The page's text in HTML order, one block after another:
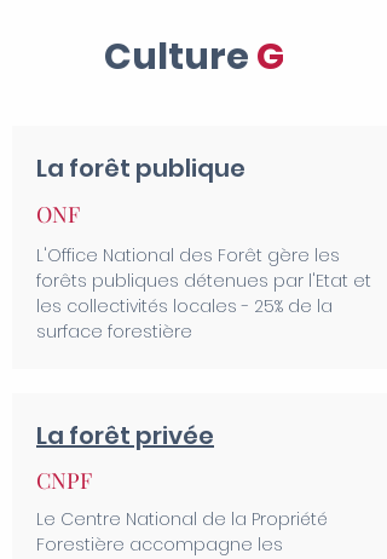
CultureG
La forêt publique
ONF
L'Office National des Forêt gère les
forêts publiques détenues par l'Etat et
les collectivités locales - 25% de la
surface forestière
La forêt privée
CNPF
Le Centre National de la Propriété
Forestière accompagne les